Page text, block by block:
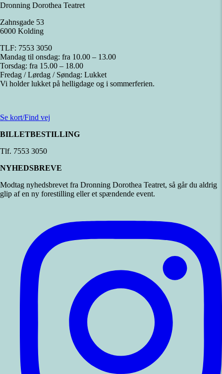
Dronning Dorothea Teatret
Zahnsgade 53
6000 Kolding
TLF: 7553 3050
Mandag til onsdag: fra 10.00 – 13.00
Torsdag: fra 15.00 – 18.00
Fredag / Lørdag / Søndag: Lukket
Vi holder lukket på helligdage og i sommerferien.
Se kort/Find vej
BILLETBESTILLING
Tlf. 7553 3050
NYHEDSBREVE
Modtag nyhedsbrevet fra Dronning Dorothea Teatret, så går du aldrig
glip af en ny forestilling eller et spændende event.